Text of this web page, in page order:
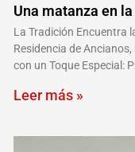
Una matanza en
La Tradición Encuentra
Residencia de
con un Toque Especial:
Leer más »